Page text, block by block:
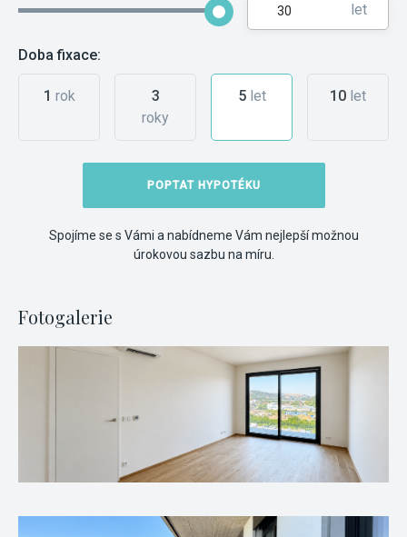
let
Doba fixace:
1 rok
3
roky
5let 10 let
POPTAT HYPOTÉKU
Spojíme se s Vámi a nabídneme Vám nejlepší možnou
úrokovou sazbu na míru.
Fotogalerie